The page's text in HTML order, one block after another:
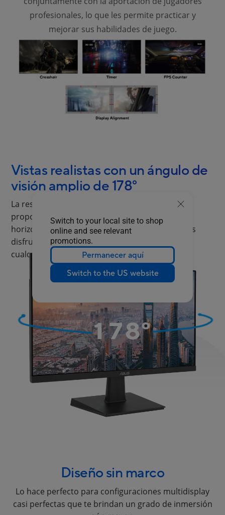
Switch to your local site to shop
online and see relevant
promotions.
Permanecer aquí
Switch to the US website
profesionales, lo que les permite practicar y
mejorar sus habilidades de juego.
Vistas realistas con un ángulo de
visión amplio de 178°
La resolución Full HD y el panel IPS sin marco
proporcionan ángulos de visión de 178°, tanto
horizontal como verticalmente, para que puedas
disfrutar de sus hermosas imágenes desde casi
cualquier dirección.
Diseño sin marco
Lo hace perfecto para configuraciones multidisplay
casi perfectas que te brindan un grado de inmersión